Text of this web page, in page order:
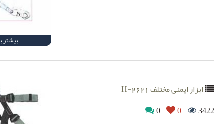
بیشتر
ابزار ایمنی مختلف H-2621
3422
0
0